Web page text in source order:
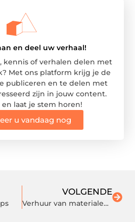
en deel uw verhaal!
kennis of verhalen delen met
Met ons platform krijg je de
publiceren en te delen met
zijn in jouw content.
en laat je stem horen!
u vandaag nog
VOLGENDE
Verhuur van materialen voor de horeca